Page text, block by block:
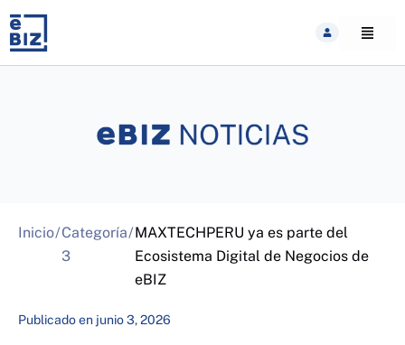
content
Inicio/Categoría
3
/MAXTECHPERU ya es parte del
Ecosistema Digital de Negocios de
eBIZ
Publicado en junio 3, 2026